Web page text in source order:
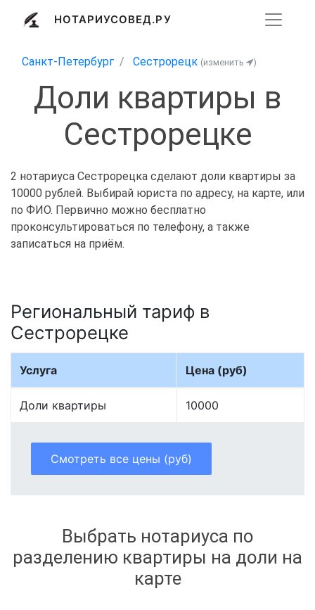
НОТАРИУСОВЕД.РУ
Санкт-Петербург Сестрорецк (изменить )
Доли квартиры в
Сестрорецке
2 нотариуса Сестрорецка сделают доли квартиры за
10000 рублей. Выбирай юриста по адресу, на карте, или
по ФИО. Первично можно бесплатно
проконсультироваться по телефону, а также
записаться на приём.
Региональный тариф в
Сестрорецке
Услуга Цена (руб)
Доли квартиры 10000
Смотреть все цены (руб)
Выбрать нотариуса по
разделению квартиры на доли на
карте